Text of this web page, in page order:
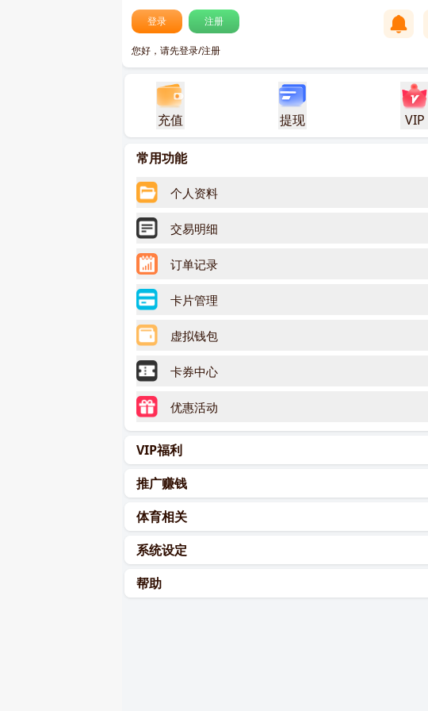
登录 注册
您好，请先登录/注册
充值 提现 VIP
常用功能
个人资料
交易明细
订单记录
卡片管理
虚拟钱包
卡券中心
优惠活动
VIP福利
推广赚钱
体育相关
系统设定
帮助